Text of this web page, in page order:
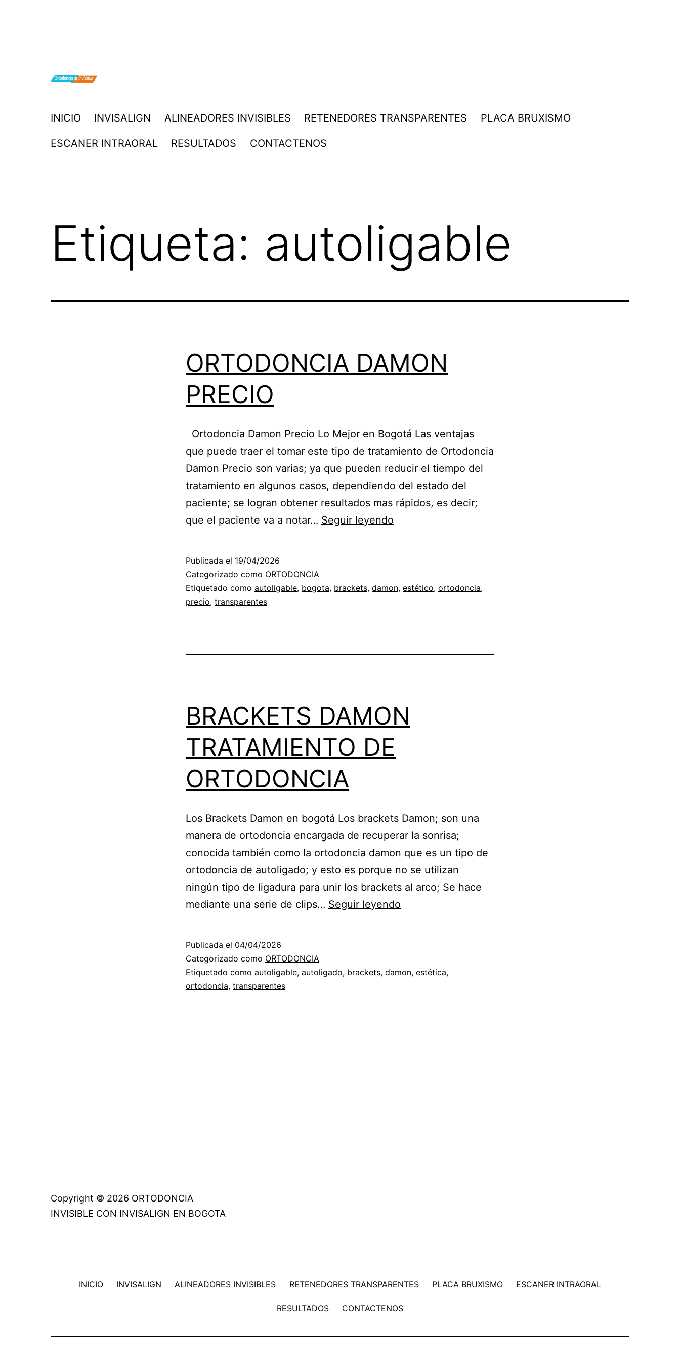
ORTODONCIA
INVISALIGN
INICIO INVISALIGN ALINEADORES INVISIBLES RETENEDORES TRANSPARENTES PLACA BRUXISMO
ESCANER INTRAORAL RESULTADOS CONTACTENOS
Etiqueta: autoligable
ORTODONCIA DAMON
PRECIO
Ortodoncia Damon Precio Lo Mejor en Bogotá Las ventajas
que puede traer el tomar este tipo de tratamiento de Ortodoncia
Damon Precio son varias; ya que pueden reducir el tiempo del
tratamiento en algunos casos, dependiendo del estado del
paciente; se logran obtener resultados mas rápidos, es decir;
que el paciente va a notar… Seguir leyendo
Publicada el 19/04/2026
Categorizado como ORTODONCIA
Etiquetado como autoligable, bogota, brackets, damon, estético, ortodoncia,
precio, transparentes
BRACKETS DAMON
TRATAMIENTO DE
ORTODONCIA
Los Brackets Damon en bogotá Los brackets Damon; son una
manera de ortodoncia encargada de recuperar la sonrisa;
conocida también como la ortodoncia damon que es un tipo de
ortodoncia de autoligado; y esto es porque no se utilizan
ningún tipo de ligadura para unir los brackets al arco; Se hace
mediante una serie de clips… Seguir leyendo
ORTODONCIA
Publicada el 04/04/2026
Categorizado como ORTODONCIA
Etiquetado como autoligable, autoligado, brackets, damon, estética,
ortodoncia, transparentes
Copyright © 2026 ORTODONCIA
INVISIBLE CON INVISALIGN EN BOGOTA
INICIO INVISALIGN ALINEADORES INVISIBLES RETENEDORES TRANSPARENTES PLACA BRUXISMO ESCANER INTRAORAL
RESULTADOS CONTACTENOS